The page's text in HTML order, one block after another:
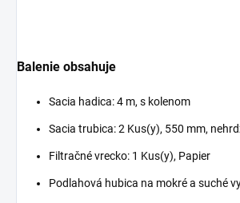
Balenie obsahuje
Sacia hadica: 4 m, s kolenom
Sacia trubica: 2 Kus(y), 550 mm,
Filtračné vrecko: 1 Kus(y), Papier
Podlahová hubica na mokré a suché